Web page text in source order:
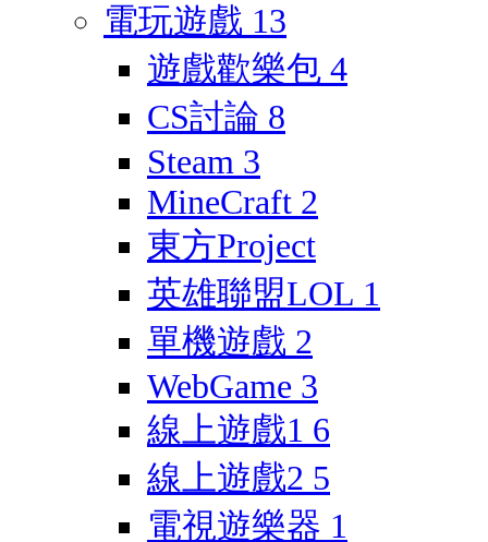
電玩遊戲 13
遊戲歡樂包 4
CS討論 8
Steam 3
MineCraft 2
東方Project
英雄聯盟LOL 1
單機遊戲 2
WebGame 3
線上遊戲1 6
線上遊戲2 5
電視遊樂器 1